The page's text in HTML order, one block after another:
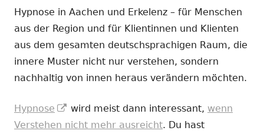
Hypnose in Aachen und Erkelenz – für Menschen
aus der Region und für Klientinnen und Klienten
aus dem gesamten deutschsprachigen Raum, die
innere Muster nicht nur verstehen, sondern
nachhaltig von innen heraus verändern möchten.
Hypnose
In
neuem
wird meist dann interessant, wenn
Verstehen nicht mehr ausreicht. Du hast